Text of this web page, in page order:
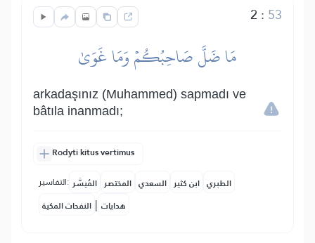
2 : 53
مَا ضَلَّ صَاحِبُكُمۡ وَمَا غَوَىٰ
arkadaşınız (Muhammed) sapmadı ve
bâtıla inanmadı;
Rodyti kitus vertimus
التفاسير: المُيسَّر المختصر السعدي ابن كثير الطبري
النفحات المكية | هدايات